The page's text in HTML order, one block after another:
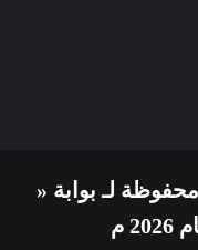
لـ بوابة «
م